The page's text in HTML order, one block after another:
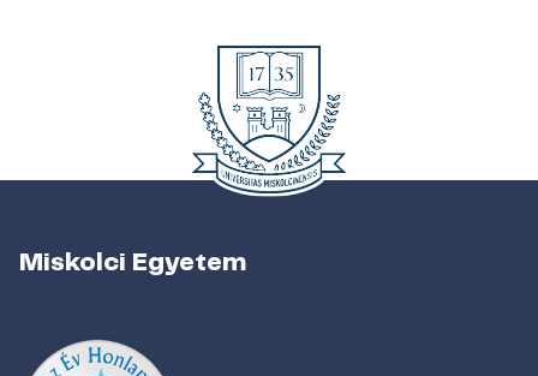
Miskolci Egyetem